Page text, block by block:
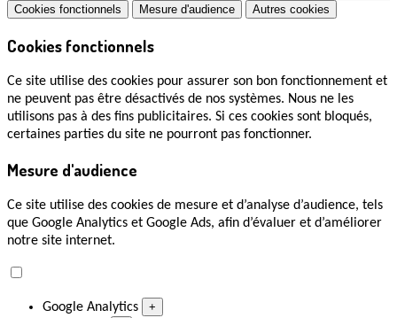
Cookies fonctionnels Mesure d'audience Autres cookies
Cookies fonctionnels
Ce site utilise des cookies pour assurer son bon fonctionnement et
ne peuvent pas être désactivés de nos systèmes. Nous ne les
utilisons pas à des fins publicitaires. Si ces cookies sont bloqués,
certaines parties du site ne pourront pas fonctionner.
Mesure d'audience
Ce site utilise des cookies de mesure et d’analyse d’audience, tels
que Google Analytics et Google Ads, afin d’évaluer et d’améliorer
notre site internet.
Google Analytics +